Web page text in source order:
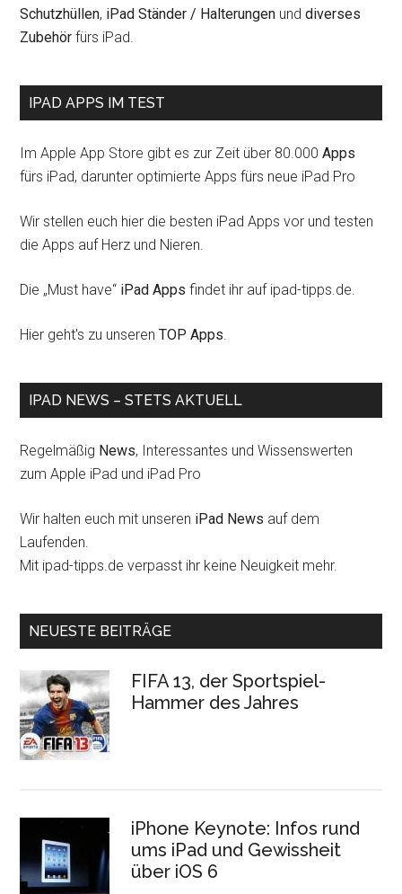
Schutzhüllen, iPad Ständer / Halterungen unddiverses
Zubehör fürs iPad.
IPAD APPS IM TEST
Im Apple App Store gibt es zur Zeit über 80.000Apps
fürs iPad, darunter optimierte Apps fürs neue iPad Pro
Wir stellen euch hier die besten iPad Apps vor und testen
die Apps auf Herz und Nieren.
Die „Must have“ iPad Apps findet ihr auf ipad-tipps.de.
Hier geht's zu unserenTOP Apps.
IPAD NEWS – STETS AKTUELL
Regelmäßig News, Interessantes und Wissenswerten
zum Apple iPad und iPad Pro
Wir halten euch mit unseren iPad News auf dem
Laufenden.
Mit ipad-tipps.de verpasst ihr keine Neuigkeit mehr.
NEUESTE BEITRÄGE
FIFA 13, der Sportspiel-
Hammer des Jahres
iPhone Keynote: Infos rund
ums iPad und Gewissheit
über iOS 6